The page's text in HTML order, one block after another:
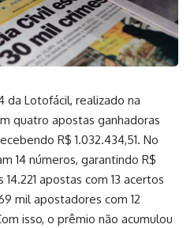
da Lotofácil, realizado na
quatro apostas ganhadoras
R$ 1.032.434,51. No
14 números, garantindo R$
apostas com 13 acertos
mil apostadores com 12
isso, o prêmio não acumulou